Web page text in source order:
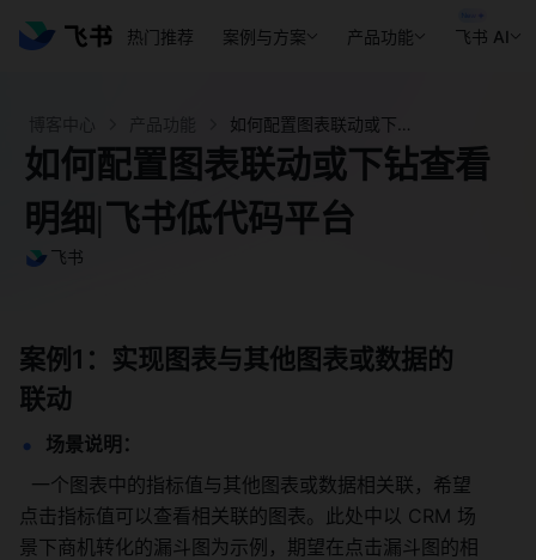
热门推荐 案例与方案 产品功能 飞书 AI
如何配置图表联动或下钻查看
明细|飞书低代码平台
飞书
案例1：实现图表与其他图表或数据的
联动
场景说明：
点击指标值可以查看相关联的图表。此处中以 CRM 场
景下商机转化的漏斗图为示例，期望在点击漏斗图的相